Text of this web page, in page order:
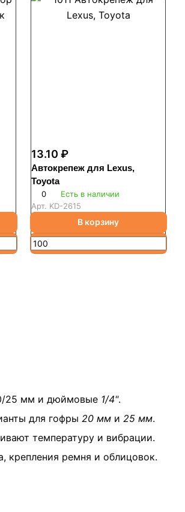
13.10 ₽
Автокрепеж для Lexus,
Toyota
0
Есть в наличии
Арт. KD-2615
В корзину
25 мм и дюймовые 1/4".
для гофры 20 мм и 25 мм.
температуру и вибрации.
крепления ремня и облицовок.